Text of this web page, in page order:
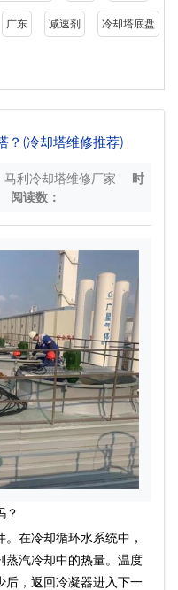
广东 减速剂 冷却塔底盘
？(冷却塔维修推荐)
马利冷却塔维修厂家
时
阅读数：
？
在冷却循环水系统中，
蒸汽冷却中的热量。温度
后，返回冷凝器进入下一